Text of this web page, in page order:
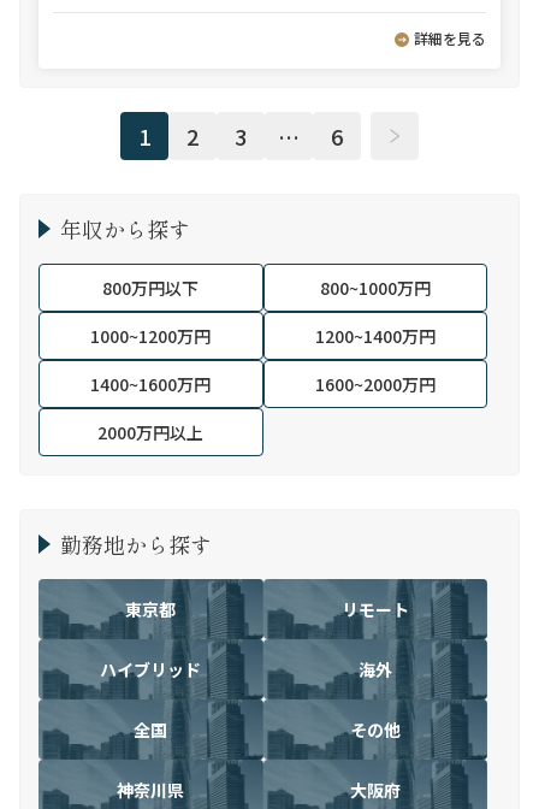
詳細を見る
1 2 3 … 6
年収から探す
800万円以下
800~1000万円
1000~1200万円
1200~1400万円
1400~1600万円
1600~2000万円
2000万円以上
勤務地から探す
東京都 リモート
ハイブリッド 海外
全国 その他
神奈川県 大阪府